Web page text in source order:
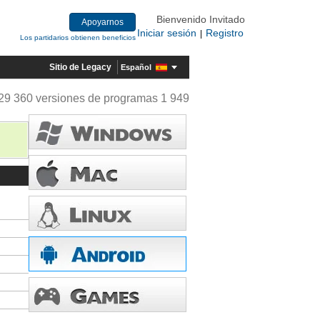
Apoyarnos
Los partidarios obtienen beneficios
Bienvenido Invitado
Iniciar sesión
Registro
Sitio de Legacy Español
360 versiones de programas 1 949